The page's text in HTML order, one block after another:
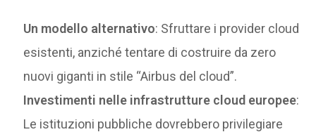
Un modello alternativo: Sfruttare i provider cloud
esistenti, anziché tentare di costruire da zero
nuovi giganti in stile “Airbus del cloud”.
Investimenti nelle infrastrutture cloud europee:
Le istituzioni pubbliche dovrebbero privilegiare